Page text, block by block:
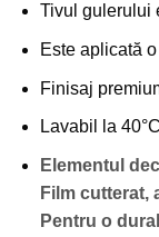
Tivul gulerului
Este aplicată
Finisaj
Lavabil la
Elementul
Film cutterat,
Pentru o